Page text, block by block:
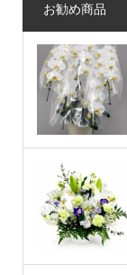
お勧め商品